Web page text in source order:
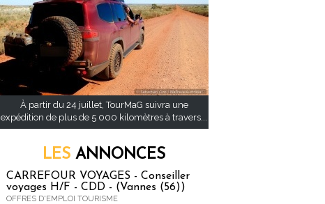
À partir du 24 juillet, TourMaG suivra une
expédition de plus de 5 000 kilomètres à travers...
LES ANNONCES
CARREFOUR VOYAGES - Conseiller
voyages H/F - CDD - (Vannes (56))
OFFRES D'EMPLOI TOURISME